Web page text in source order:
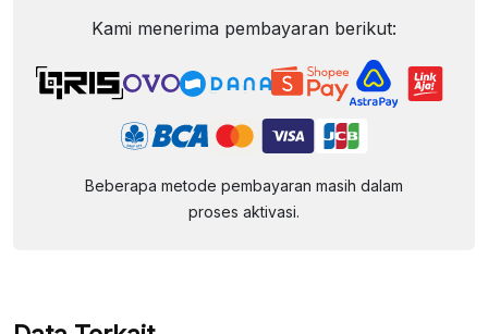
Kami menerima pembayaran berikut:
Beberapa metode pembayaran masih dalam
proses aktivasi.